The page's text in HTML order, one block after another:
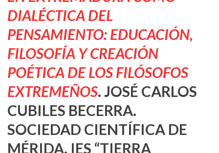
DIALÉCTICA DEL
PENSAMIENTO: EDUCACIÓN,
FILOSOFÍA Y CREACIÓN
POÉTICA DE LOS FILÓSOFOS
EXTREMEÑOS. JOSÉ CARLOS
CUBILES BECERRA.
SOCIEDAD CIENTÍFICA DE
MÉRIDA. IES “TIERRA